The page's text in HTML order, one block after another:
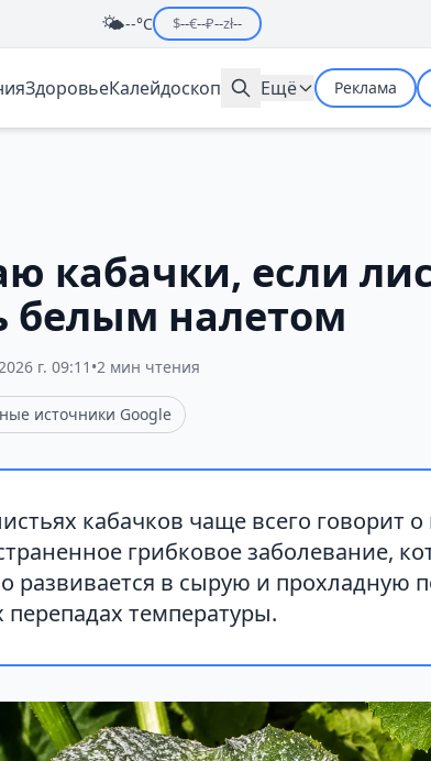
🌤️--°C $--€--₽--zł--
ЗдоровьеКалейдоскоп Ещё Реклама
кабачки, если
белым налетом
г. 09:11 •2 мин чтения
источники Google
кабачков чаще всего говорит
грибковое заболевание,
развивается в сырую и прохладную
перепадах температуры.